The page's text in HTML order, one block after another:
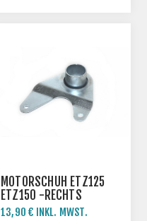
MOTORSCHUH ETZ125
ETZ150 -RECHTS
13,90 € INKL. MWST.